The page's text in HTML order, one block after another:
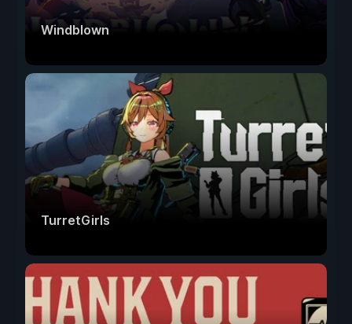
Windblown
TurretGirls